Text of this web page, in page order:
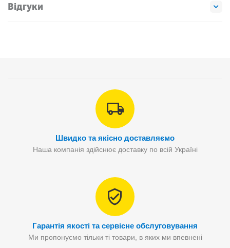
Відгуки
Швидко та якісно доставляємо
Наша компанія здійснює доставку по всій Україні
Гарантія якості та сервісне обслуговування
Ми пропонуємо тільки ті товари, в яких ми впевнені